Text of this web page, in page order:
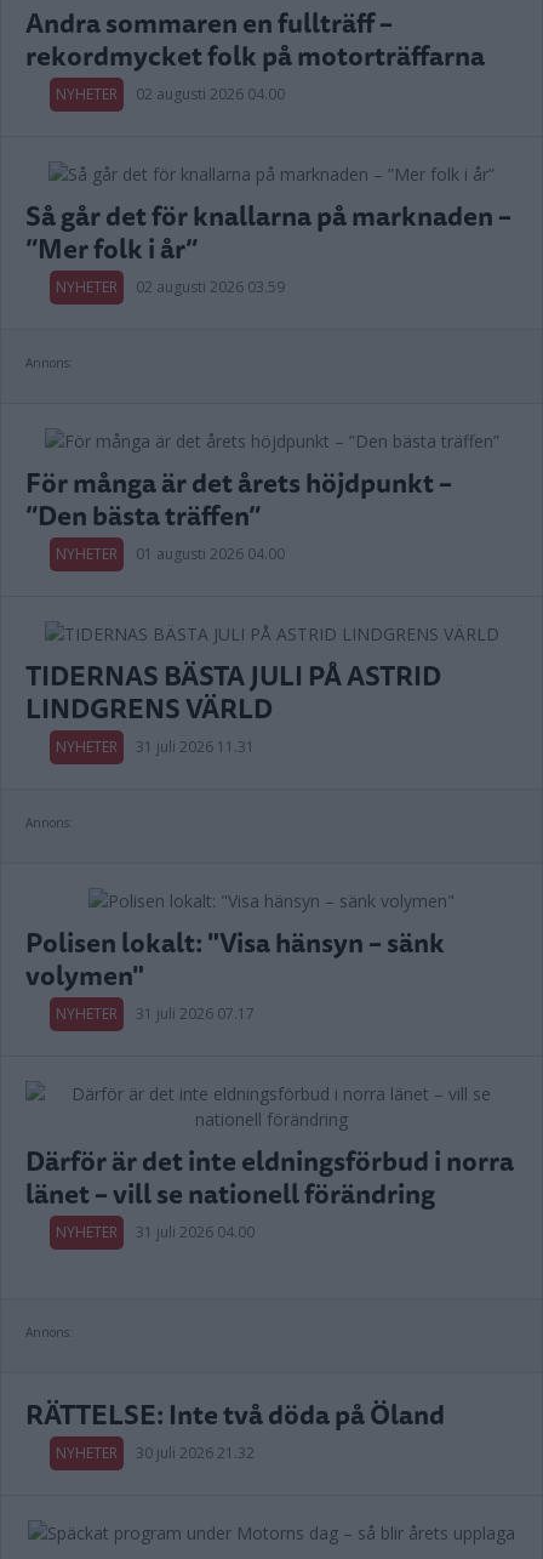
Andra sommaren en fullträff –
rekordmycket folk på motorträffarna
NYHETER 02 augusti 2026 04.00
Så går det för knallarna på marknaden –
”Mer folk i år”
NYHETER 02 augusti 2026 03.59
Annons:
För många är det årets höjdpunkt –
”Den bästa träffen”
NYHETER 01 augusti 2026 04.00
TIDERNAS BÄSTA JULI PÅ ASTRID
LINDGRENS VÄRLD
NYHETER 31 juli 2026 11.31
Annons:
Polisen lokalt: "Visa hänsyn – sänk
volymen"
NYHETER 31 juli 2026 07.17
Därför är det inte eldningsförbud i norra
länet – vill se nationell förändring
NYHETER 31 juli 2026 04.00
Annons:
RÄTTELSE: Inte två döda på Öland
NYHETER 30 juli 2026 21.32